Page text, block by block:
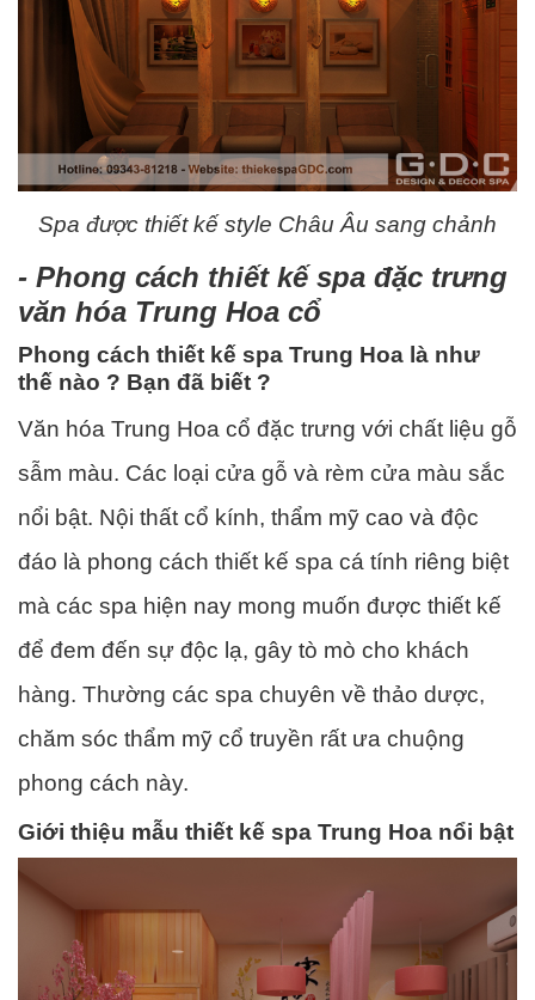
Spa được thiết kế style Châu Âu sang chảnh
- Phong cách thiết kế spa đặc trưng
văn hóa Trung Hoa cổ
Phong cách thiết kế spa Trung Hoa là như
thế nào ? Bạn đã biết ?
Văn hóa Trung Hoa cổ đặc trưng với chất liệu gỗ
sẫm màu. Các loại cửa gỗ và rèm cửa màu sắc
nổi bật. Nội thất cổ kính, thẩm mỹ cao và độc
đáo là phong cách thiết kế spa cá tính riêng biệt
mà các spa hiện nay mong muốn được thiết kế
để đem đến sự độc lạ, gây tò mò cho khách
hàng. Thường các spa chuyên về thảo dược,
chăm sóc thẩm mỹ cổ truyền rất ưa chuộng
phong cách này.
Giới thiệu mẫu thiết kế spa Trung Hoa nổi bật